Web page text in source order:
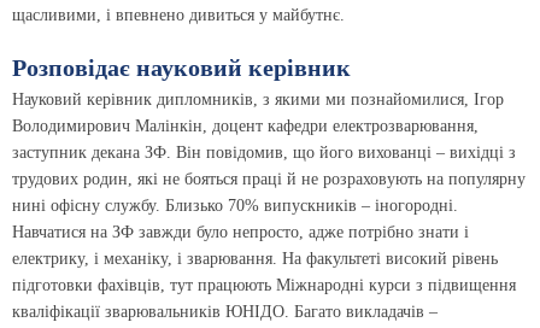
щасливими, і впевнено дивиться у майбутнє.
Розповідає науковий керівник
Науковий керівник дипломників, з якими ми познайомилися, Ігор
Володимирович Малінкін, доцент кафедри електрозварювання,
заступник декана ЗФ. Він повідомив, що його вихованці – вихідці з
трудових родин, які не бояться праці й не розраховують на популярну
нині офісну службу. Близько 70% випускників – іногородні.
Навчатися на ЗФ завжди було непросто, адже потрібно знати і
електрику, і механіку, і зварювання. На факультеті високий рівень
підготовки фахівців, тут працюють Міжнародні курси з підвищення
кваліфікації зварювальників ЮНІДО. Багато викладачів –